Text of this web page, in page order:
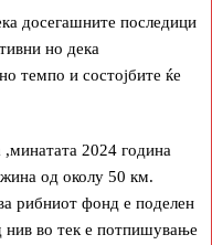
досегашните последици
но дека
темпо и состојбите ќе
2024 година
од околу 50 км.
рибниот фонд е поделен
во тек е потпишување